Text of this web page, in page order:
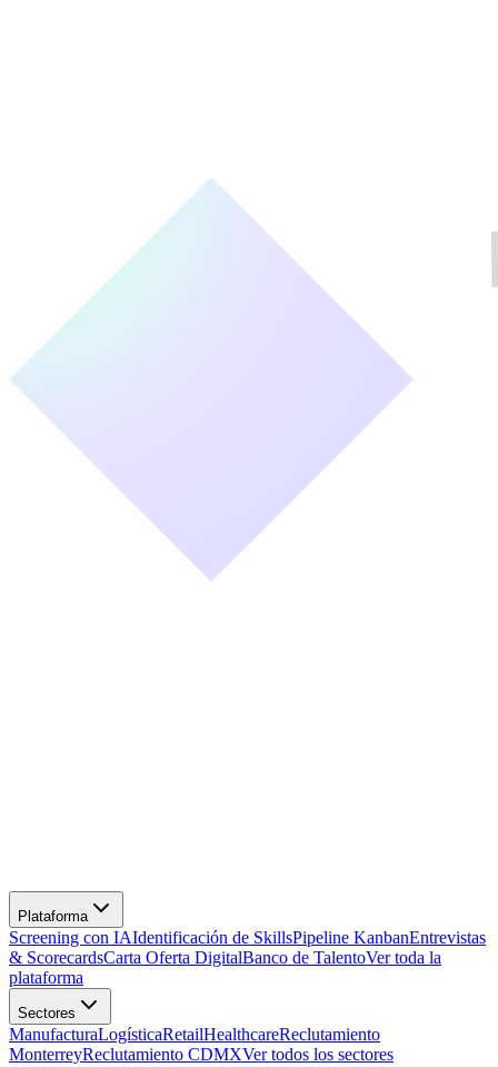
Screening con IAIdentificación de SkillsPipeline KanbanEntrevistas
& ScorecardsCarta Oferta DigitalBanco de TalentoVer toda la
plataforma
ManufacturaLogísticaRetailHealthcareReclutamiento
MonterreyReclutamiento CDMXVer todos los sectores